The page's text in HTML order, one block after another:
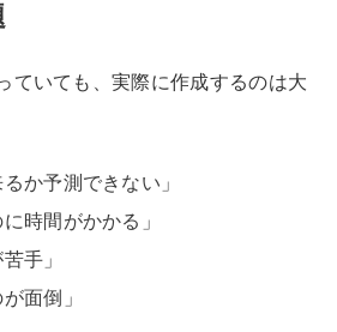
ていても、実際に作成するのは大
か予測できない」
時間がかかる」
手」
面倒」